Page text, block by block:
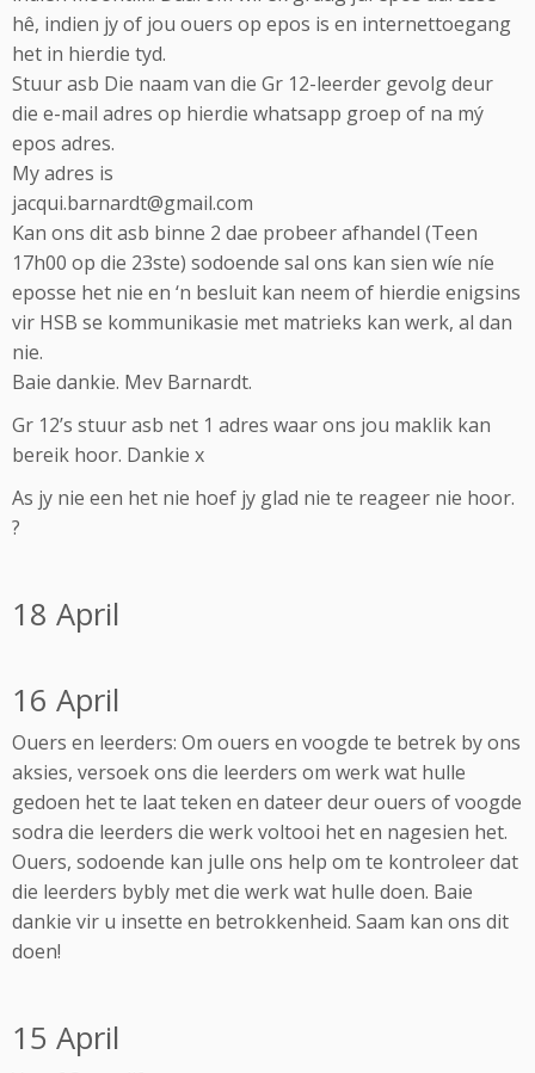
hê, indien jy of jou ouers op epos is en internettoegang
het in hierdie tyd.
Stuur asb Die naam van die Gr 12-leerder gevolg deur
die e-mail adres op hierdie whatsapp groep of na mý
epos adres.
My adres is
jacqui.barnardt@gmail.com
Kan ons dit asb binne 2 dae probeer afhandel (Teen
17h00 op die 23ste) sodoende sal ons kan sien wíe níe
eposse het nie en ‘n besluit kan neem of hierdie enigsins
vir HSB se kommunikasie met matrieks kan werk, al dan
nie.
Baie dankie. Mev Barnardt.
Gr 12’s stuur asb net 1 adres waar ons jou maklik kan
bereik hoor. Dankie x
As jy nie een het nie hoef jy glad nie te reageer nie hoor.
?
18 April
16 April
Ouers en leerders: Om ouers en voogde te betrek by ons
aksies, versoek ons die leerders om werk wat hulle
gedoen het te laat teken en dateer deur ouers of voogde
sodra die leerders die werk voltooi het en nagesien het.
Ouers, sodoende kan julle ons help om te kontroleer dat
die leerders bybly met die werk wat hulle doen. Baie
dankie vir u insette en betrokkenheid. Saam kan ons dit
doen!
15 April